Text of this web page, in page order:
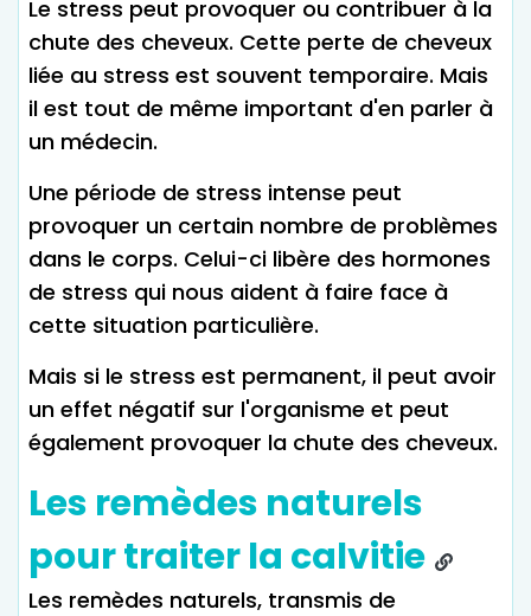
Le stress peut provoquer ou contribuer à la
chute des cheveux. Cette perte de cheveux
liée au stress est souvent temporaire. Mais
il est tout de même important d'en parler à
un médecin.
Une période de stress intense peut
provoquer un certain nombre de problèmes
dans le corps. Celui-ci libère des hormones
de stress qui nous aident à faire face à
cette situation particulière.
Mais si le stress est permanent, il peut avoir
un effet négatif sur l'organisme et peut
également provoquer la chute des cheveux.
Les remèdes naturels
pour traiter la calvitie
Les remèdes naturels, transmis de